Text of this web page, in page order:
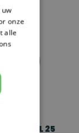
RATEL 25
uw
onze
alle